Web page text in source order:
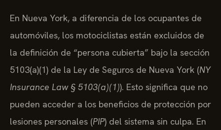
En Nueva York, a diferencia de los ocupantes de
automóviles, los motociclistas están excluidos de
la definición de “persona cubierta” bajo la sección
5103(a)(1) de la Ley de Seguros de Nueva York (NY
Insurance Law § 5103(a)(1)). Esto significa que no
pueden acceder a los beneficios de protección por
lesiones personales (PIP) del sistema sin culpa. En